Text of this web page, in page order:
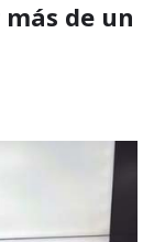
de un